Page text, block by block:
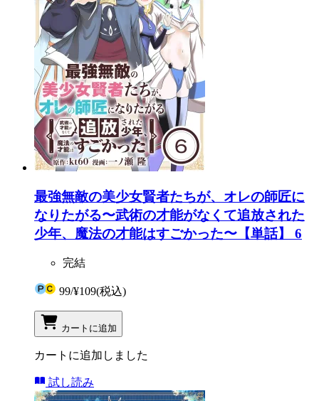
最強無敵の美少女賢者たちが、オレの師匠に
なりたがる〜武術の才能がなくて追放された
少年、魔法の才能はすごかった〜【単話】 6
完結
99/¥109(税込)
カートに追加
カートに追加しました
試し読み